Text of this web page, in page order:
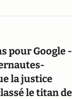
pour Google -
la justice
le titan de